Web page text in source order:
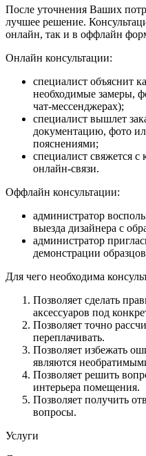
После уточнения Ваших
лучшее решение.
онлайн, так и в оффлайн
Онлайн консультации:
специалист объяснит
необходимые замеры,
чат-мессенджерах);
специалист вышлет
документацию, фото
пояснениями;
специалист свяжется
онлайн-связи.
Оффлайн консультации:
администратор
выезда дизайнера с
администратор
демонстрации
Для чего необходима
Позволяет сделать
аксессуаров под
Позволяет точно
переплачивать.
Позволяет избежать
являются
Позволяет решить
интерьера помещения.
Позволяет получить
вопросы.
Услуги